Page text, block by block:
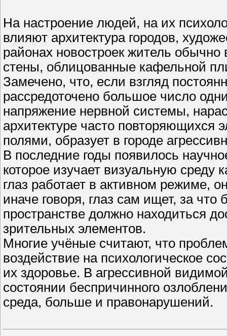
На настроение людей, на их
влияют архитектура городов,
районах новостроек житель
стены, облицованные кафельной
Замечено, что, если взгляд
рассредоточено большое число
напряжение нервной системы,
архитектуре часто повторяющихся
полями, образует в городе
В последние годы появилось
которое изучает визуальную среду
глаз работает в активном режиме,
иначе говоря, глаз сам ищет, за
пространстве должно находиться
зрительных элементов.
Многие учёные считают, что
воздействие на психологическое
их здоровье. В агрессивной
состоянии беспричинного
среда, больше и правонарушений.